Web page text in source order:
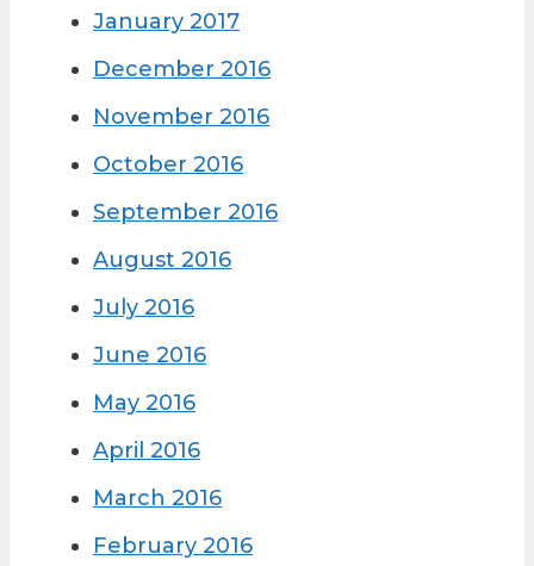
January 2017
December 2016
November 2016
October 2016
September 2016
August 2016
July 2016
June 2016
May 2016
April 2016
March 2016
February 2016